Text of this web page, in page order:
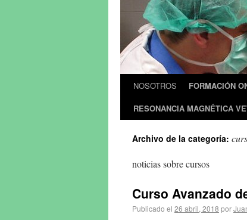
NOSOTROS FORMACIÓN
RESONANCIA MAGNÉTICA
Archivo de la categoría:
noticias sobre cursos
Curso Avanzado
Publicado el 26 abril, 2018 por